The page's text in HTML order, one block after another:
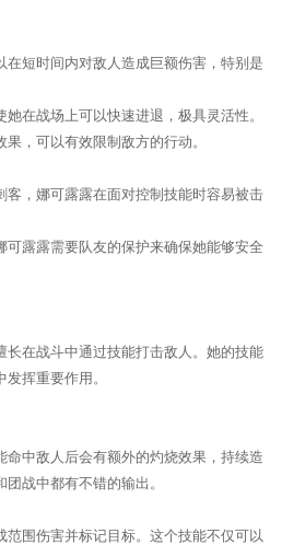
在短时间内对敌人造成巨额伤害，特别是
在战场上可以快速进退，极具灵活性。
，可以有效限制敌方的行动。
客，娜可露露在面对控制技能时容易被击
可露露需要队友的保护来确保她能够安全
长在战斗中通过技能打击敌人。她的技能
挥重要作用。
命中敌人后会有额外的灼烧效果，持续造
战中都有不错的输出。
范围伤害并标记目标。这个技能不仅可以